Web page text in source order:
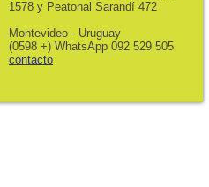
1578 y Peatonal Sarandí 472
Montevideo - Uruguay
(0598 +) WhatsApp 092 529 505
contacto